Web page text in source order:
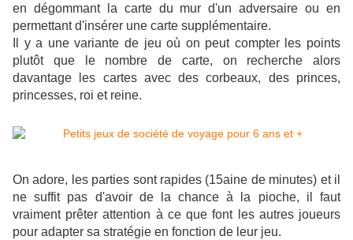
en dégommant la carte du mur d'un adversaire ou en
permettant d'insérer une carte supplémentaire.
Il y a une variante de jeu où on peut compter les points
plutôt que le nombre de carte, on recherche alors
davantage les cartes avec des corbeaux, des princes,
princesses, roi et reine.
On adore, les parties sont rapides (15aine de minutes) et il
ne suffit pas d'avoir de la chance à la pioche, il faut
vraiment prêter attention à ce que font les autres joueurs
pour adapter sa stratégie en fonction de leur jeu.